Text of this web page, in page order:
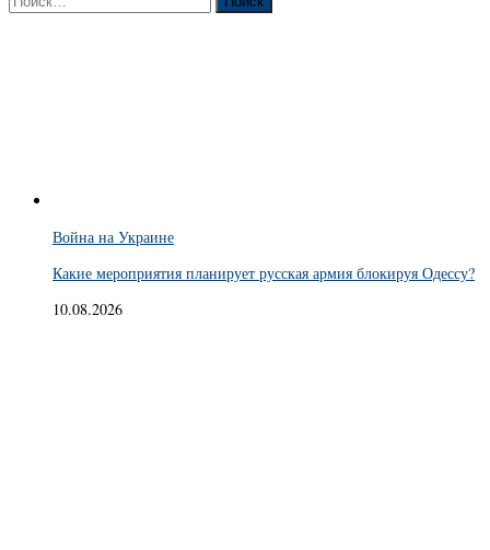
Война на Украине
Какие мероприятия планирует русская армия блокируя Одессу?
10.08.2026